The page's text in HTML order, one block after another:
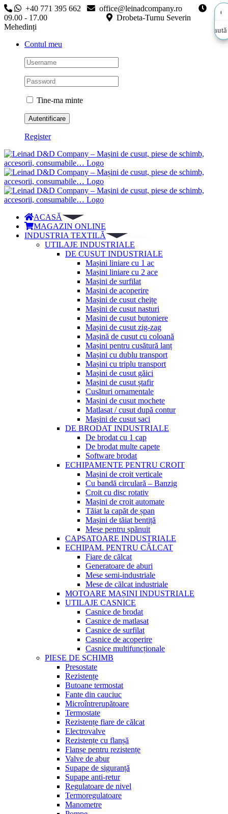
Skip
to
content
+40 771 395 662
office@leinadcompany.ro
09.00 - 17.00
Drobeta-Turnu Severin
Mehedinți
Contul meu
Tine-ma minte
Register
ACASĂ
MAGAZIN ONLINE
INDUSTRIA TEXTILĂ
UTILAJE INDUSTRIALE
DE CUSUT INDUSTRIALE
Mașini liniare cu 1 ac
Mașini liniare cu 2 ace
Mașini de surfilat
Mașini de acoperire
Mașini de cusut cheițe
Mașini de cusut nasturi
Masini de cusut butoniere
Mașini de cusut zig-zag
Mașină de cusut cu coloană
Mașini pentru cusătură lanț
Mașini cu dublu transport
Mașini cu triplu transport
Mașini de cusut găici
Mașini de cusut ștafir
Cusături ornamentale
Mașini de cusut mochete
Matlasat / cusut după contur
Mașini de cusut saci
DE BRODAT INDUSTRIALE
De brodat cu 1 cap
De brodat multe capete
Software brodat
ECHIPAMENTE PENTRU CROIT
Mașini de croit verticale
Cu bandă circulară – Banzig
Croit cu disc rotativ
Mașini de croit automate
Tăiat la capăt de șpan
Mașini de tăiat bentiță
Mese pentru șpănuit
CAPSATOARE INDUSTRIALE
ECHIPAM. PENTRU CĂLCAT
Fiare de călcat
Generatoare de aburi
Mese semi-industriale
Mese de călcat industriale
MOTOARE MAȘINI INDUSTRIALE
UTILAJE CASNICE
Casnice de brodat
Casnice de matlasat
Casnice de surfilat
Casnice de acoperire
Casnice multifuncționale
PIESE DE SCHIMB
Presostate
Rezistențe
Butoane termostat
Fante din cauciuc
Microîntrerupătoare
Termostate
Rezistențe fiare de călcat
Electrovalve
Rezistențe cu flanșă
Flanșe pentru rezistențe
Valve de abur
Supape de siguranță
Supape anti-retur
Regulatoare de nivel
Termoregulatoare
Manometre
Caută
Caută